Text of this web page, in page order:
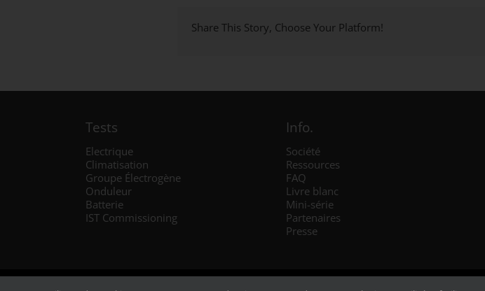
Share This Story, Choose Your Platform!
Tests
Electrique
Climatisation
Groupe Électrogène
Onduleur
Batterie
IST Commissioning
Info.
Société
Ressources
FAQ
Livre blanc
Mini-série
Partenaires
Presse